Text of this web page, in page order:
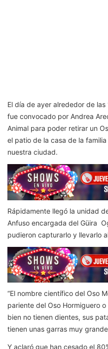
El día de ayer alrededor de
fue convocado por Andrea
Animal para poder retirar un
el patio de la casa de la
nuestra ciudad.
Rápidamente llegó la unidad
Anfuso encargada del Güira
pudieron capturarlo y llevarlo
“El nombre científico del Oso
pariente del Oso Hormiguero
bien no tienen dientes, sus
tienen unas garras muy
Y aclaró que han cesado el